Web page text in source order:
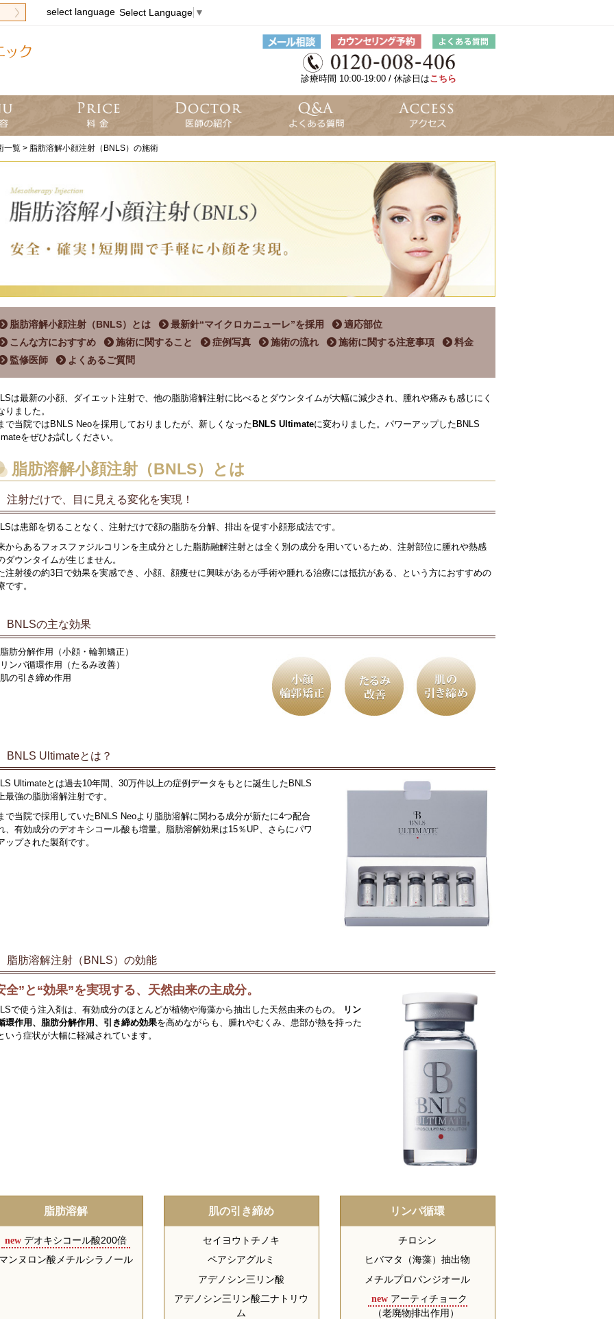
select language Select Language ▼
診療時間 10:00-19:00 / 休診日はこちら
一覧 > 脂肪溶解小顔注射（BNLS）の施術
脂肪溶解小顔注射（BNLS）とは 最新針“マイクロカニューレ”を採用
適応部位
こんな方におすすめ
施術に関すること 症例写真 施術の流れ 施術に関する注意事項
料金
監修医師
よくあるご質問
は最新の小顔、ダイエット注射で、他の脂肪溶解注射に比べるとダウンタイムが大幅に減少され、腫れや痛みも感じにく
りました。
で当院ではBNLS Neoを採用しておりましたが、新しくなった BNLS Ultimateに変わりました。パワーアップしたBNLS
をぜひお試しください。
脂肪溶解小顔注射（BNLS）とは
注射だけで、目に見える変化を実現！
は患部を切ることなく、注射だけで顔の脂肪を分解、排出を促す小顔形成法です。
からあるフォスファジルコリンを主成分とした脂肪融解注射とは全く別の成分を用いているため、注射部位に腫れや熱感
ダウンタイムが生じません。
注射後の約3日で効果を実感でき、小顔、顔痩せに興味があるが手術や腫れる治療には抵抗がある、という方におすすめの
です。
BNLSの主な効果
脂肪分解作用（小顔・輪郭矯正）
リンパ循環作用（たるみ改善）
肌の引き締め作用
BNLS Ultimateとは？
Ultimateとは過去10年間、30万件以上の症例データをもとに誕生したBNLS
最強の脂肪溶解注射です。
で当院で採用していたBNLS Neoより脂肪溶解に関わる成分が新たに4つ配合
、有効成分のデオキシコール酸も増量。脂肪溶解効果は15％UP、さらにパワ
ップされた製剤です。
脂肪溶解注射（BNLS）の効能
全”と“効果”を実現する、天然由来の主成分。
で使う注入剤は、有効成分のほとんどが植物や海藻から抽出した天然由来のもの。
リン
環作用、脂肪分解作用、引き締め効果を高めながらも、腫れやむくみ、患部が熱を持った
いう症状が大幅に軽減されています。
脂肪溶解
newデオキシコール酸200倍
ンヌロン酸メチルシラノール
肌の引き締め
セイヨウトチノキ
ペアシアグルミ
アデノシン三リン酸
アデノシン三リン酸二ナトリウ
ム
リンパ循環
チロシン
ヒバマタ（海藻）抽出物
メチルプロパンジオール
newアーティチョーク
（老廃物排出作用）